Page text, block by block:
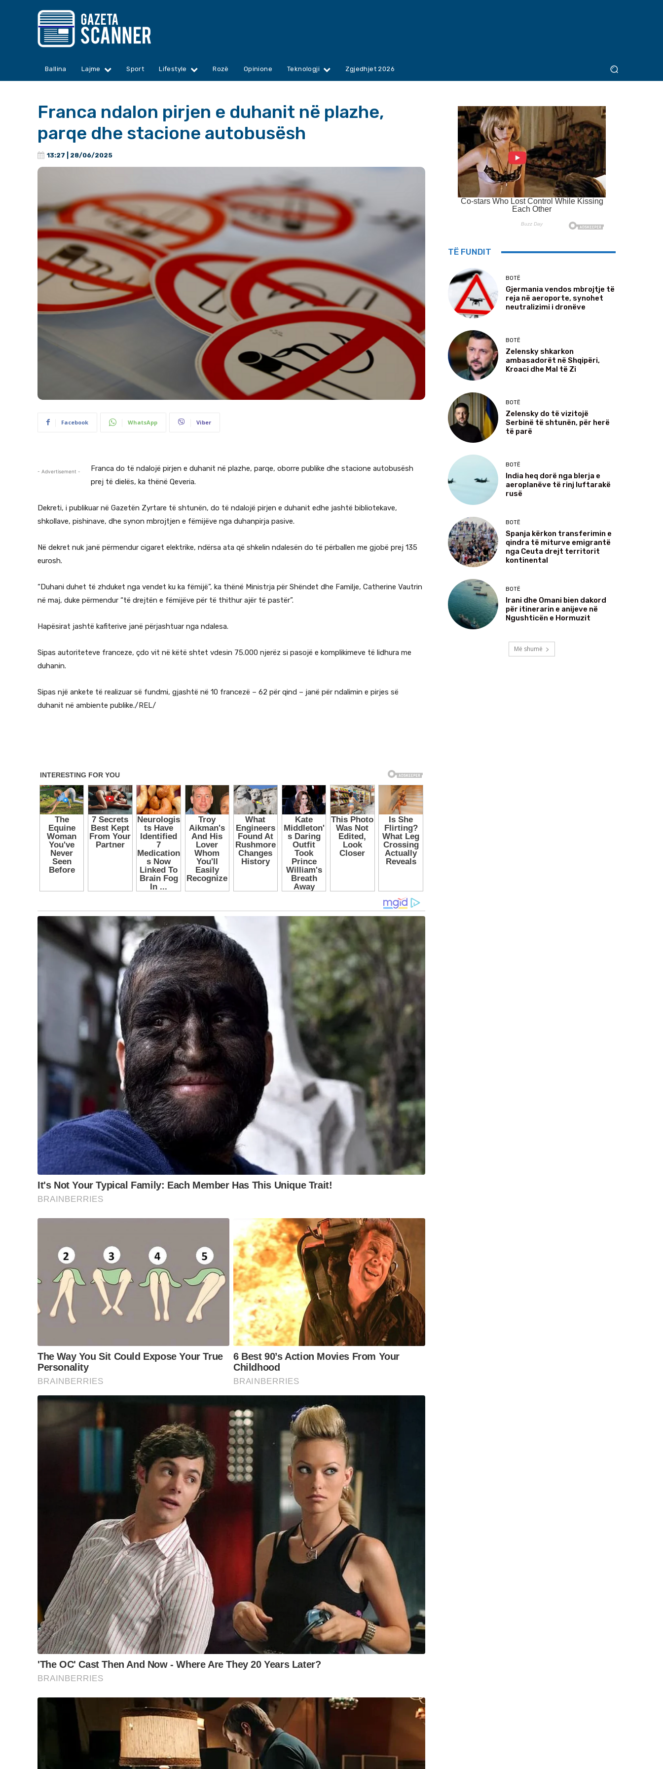
Ballina Lajme Sport Lifestyle Rozë Opinione Teknologji Zgjedhjet 2026
Franca ndalon pirjen e duhanit në plazhe,
parqe dhe stacione autobusësh
13:27 | 28/06/2025
Facebook WhatsApp Viber
- Advertisement -
Franca do të ndalojë pirjen e duhanit në plazhe, parqe, oborre publike dhe stacione autobusësh
prej të dielës, ka thënë Qeveria.
Dekreti, i publikuar në Gazetën Zyrtare të shtunën, do të ndalojë pirjen e duhanit edhe jashtë bibliotekave,
shkollave, pishinave, dhe synon mbrojtjen e fëmijëve nga duhanpirja pasive.
Në dekret nuk janë përmendur cigaret elektrike, ndërsa ata që shkelin ndalesën do të përballen me gjobë prej 135
eurosh.
“Duhani duhet të zhduket nga vendet ku ka fëmijë”, ka thënë Ministrja për Shëndet dhe Familje, Catherine Vautrin
në maj, duke përmendur “të drejtën e fëmijëve për të thithur ajër të pastër”.
Hapësirat jashtë kafiterive janë përjashtuar nga ndalesa.
Sipas autoriteteve franceze, çdo vit në këtë shtet vdesin 75.000 njerëz si pasojë e komplikimeve të lidhura me
duhanin.
Sipas një ankete të realizuar së fundmi, gjashtë në 10 francezë – 62 për qind – janë për ndalimin e pirjes së
duhanit në ambiente publike./REL/
TË FUNDIT
BOTË
Gjermania vendos mbrojtje të
reja në aeroporte, synohet
neutralizimi i dronëve
BOTË
Zelensky shkarkon
ambasadorët në Shqipëri,
Kroaci dhe Mal të Zi
BOTË
Zelensky do të vizitojë
Serbinë të shtunën, për herë
të parë
BOTË
India heq dorë nga blerja e
aeroplanëve të rinj luftarakë
rusë
BOTË
Spanja kërkon transferimin e
qindra të miturve emigrantë
nga Ceuta drejt territorit
kontinental
BOTË
Irani dhe Omani bien dakord
për itinerarin e anijeve në
Ngushticën e Hormuzit
Më shumë